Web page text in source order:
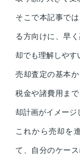
そこで本記事で
る方向けに、早
却でも理解しやす
売却査定の基本
税金や諸費用ま
却計画がイメージ
これから売却を
て、自分のケー